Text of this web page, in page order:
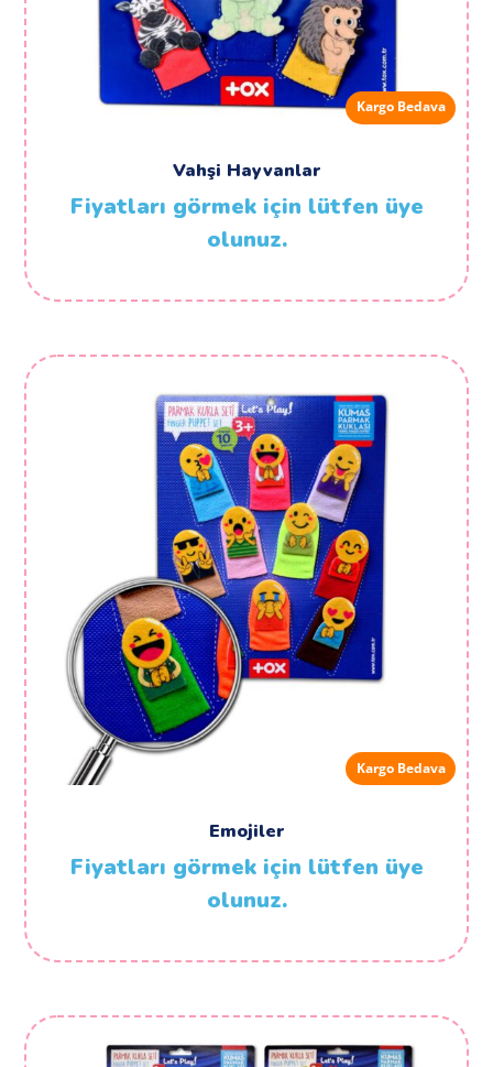
Kargo Bedava
Vahşi Hayvanlar
Fiyatları görmek için lütfen üye
olunuz.
Kargo Bedava
Emojiler
Fiyatları görmek için lütfen üye
olunuz.